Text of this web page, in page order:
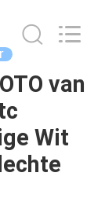
van
Wit